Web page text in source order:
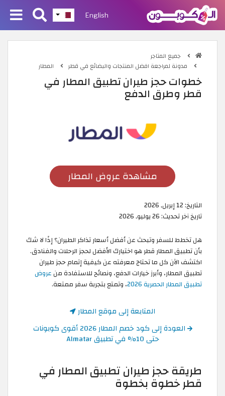
English
جميع المتاجر
مدونة لمراجعة افضل المنتجات والبضائع في قطر
المطار
خطوات حجز طيران تطبيق المطار في
قطر وطرق الدفع
مشاهدة عروض المطار
التاريخ:12 إبريل, 2026
تاريخ آخر تحديث:26 يوليو, 2026
هل تخطط للسفر وتبحث عن أفضل أسعار تذاكر الطيران؟ إذًا لا شك
بأن تطبيق المطار قطر هو اختيارك الأفضل لحجز الرحلات والفنادق.
اكتشف الآن كل ما تحتاج معرفته عن كيفية إتمام حجز طيران
تطبيق المطار، وأبرز خيارات الدفع، ونصائح للاستفادة من عروض
تطبيق المطار الحصرية 2026
، وتمتع بتجربة سفر ممتعة.
المتابعة إلى موقع المطار
العودة إلى كود خصم المطار 2026 أقوى كوبونات
حتى 10% في تطبيق Almatar
طريقة حجز طيران تطبيق المطار في
قطر خطوة بخطوة